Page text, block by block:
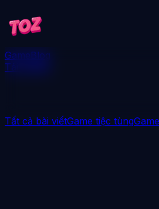
GameBlog
Tải xuống
Tất cả bài viếtGame tiệc tùng